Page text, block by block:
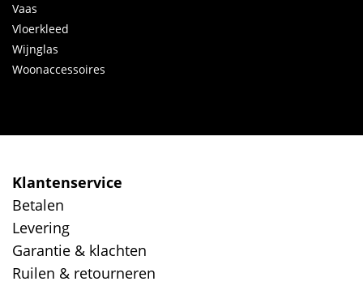
Vaas
Vloerkleed
Wijnglas
Woonaccessoires
Klantenservice
Betalen
Levering
Garantie & klachten
Ruilen & retourneren